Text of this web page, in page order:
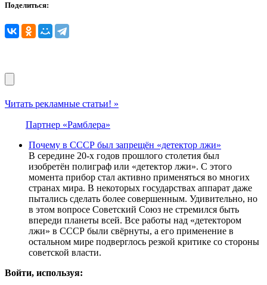
Поделиться:
Читать рекламные статьи! »
Партнер «Рамблера»
Почему в СССР был запрещён «детектор лжи»
В середине 20-х годов прошлого столетия был
изобретён полиграф или «детектор лжи». С этого
момента прибор стал активно применяться во многих
странах мира. В некоторых государствах аппарат даже
пытались сделать более совершенным. Удивительно, но
в этом вопросе Советский Союз не стремился быть
впереди планеты всей. Все работы над «детектором
лжи» в СССР были свёрнуты, а его применение в
остальном мире подверглось резкой критике со стороны
советской власти.
Войти, используя: